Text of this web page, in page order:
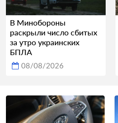
В Минобороны
раскрыли число сбитых
за утро украинских
БПЛА
08/08/2026